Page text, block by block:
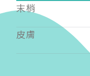
末梢
皮膚
戶名: 社團法人台
帳號: 003-03-
銀行: (013) 國泰